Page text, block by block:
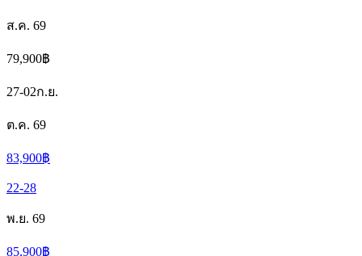
ส.ค. 69
79,900฿
27-02ก.ย.
ต.ค. 69
83,900฿
22-28
พ.ย. 69
85,900฿